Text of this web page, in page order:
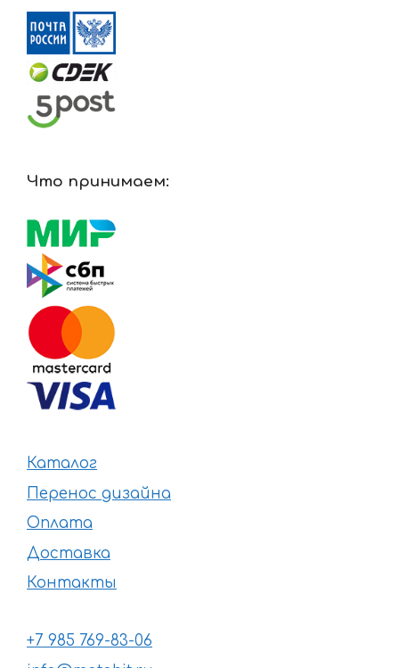
Что принимаем:
Каталог
Перенос дизайна
Оплата
Доставка
Контакты
+7 985 769-83-06